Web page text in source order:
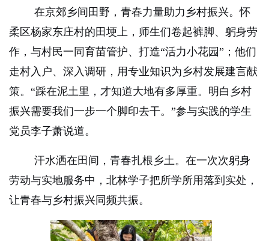
在京郊乡间田野，青春力量助力乡村振兴。怀
柔区杨家东庄村的田埂上，师生们卷起裤脚、躬身劳
作，与村民一同育苗管护、打造“活力小花园”；他们
走村入户、深入调研，用专业知识为乡村发展建言献
策。“踩在泥土里，才知道大地有多厚重。明白乡村
振兴需要我们一步一个脚印去干。”参与实践的学生
党员李子萧说道。
汗水洒在田间，青春扎根乡土。在一次次躬身
劳动与实地服务中，北林学子把所学所用落到实处，
让青春与乡村振兴同频共振。